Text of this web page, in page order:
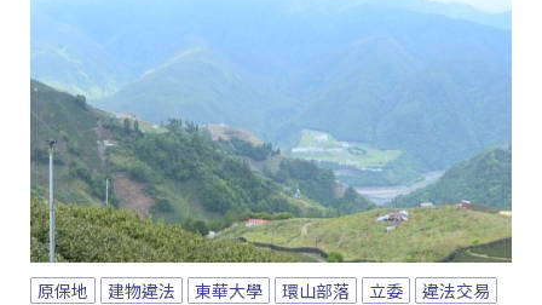
原保地 建物違法 東華大學 環山部落 立委
違法交易